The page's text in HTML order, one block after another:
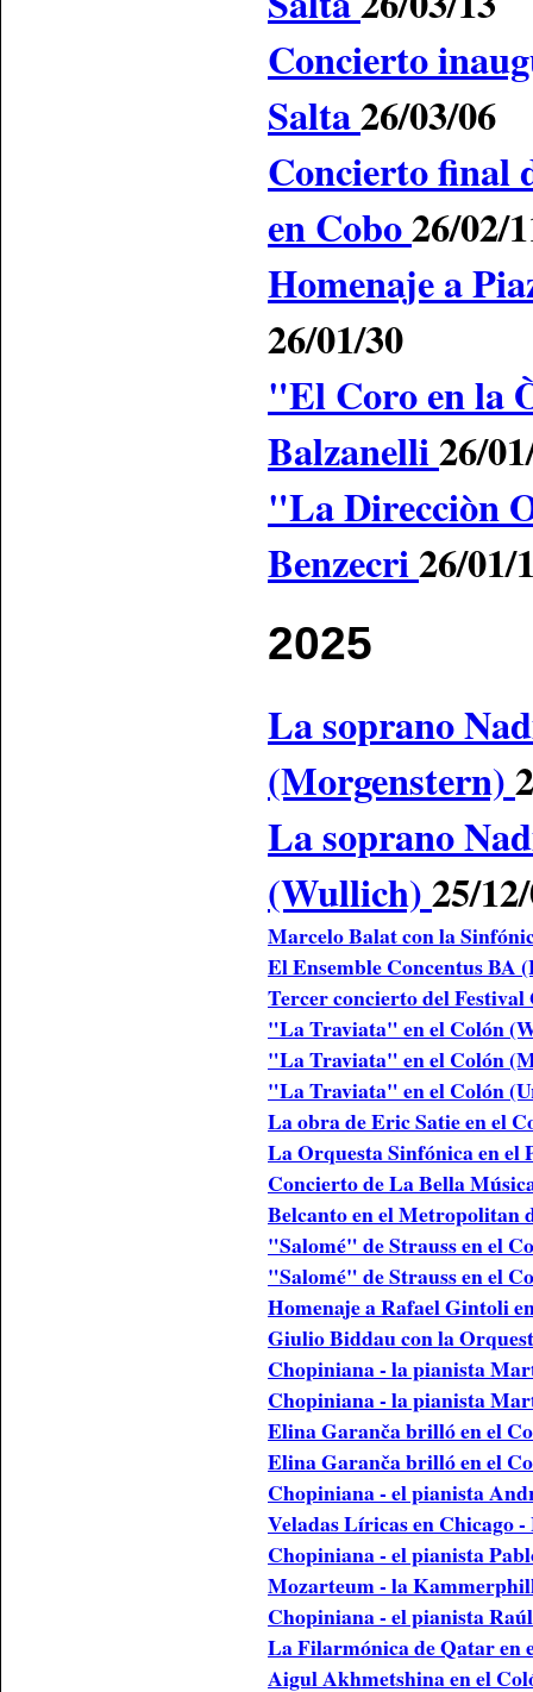
Concierto
Salta26/03/06
Concierto final
en Cobo26/02/
Homenaje a
26/01/30
"El Coro en la
Balzanelli26/
"La Direcciòn
Benzecri26/01/
2025
La soprano
(Morgenstern)
La soprano
(Wullich)25/
Marcelo Balat con la
El Ensemble Concentus BA
Tercer concierto del
"La Traviata" en el Colón
"La Traviata" en el Colón
"La Traviata" en el Colón
La obra de Eric Satie en el
La Orquesta Sinfónica en
Concierto de La Bella
Belcanto en el Metropolitan
"Salomé" de Strauss en el
"Salomé" de Strauss en el
Homenaje a Rafael Gintoli
Giulio Biddau con la
Chopiniana - la pianista
Chopiniana - la pianista
Elina Garanča brilló en el
Elina Garanča brilló en el
Chopiniana - el pianista
Veladas Líricas en Chicago
Chopiniana - el pianista
Mozarteum - la
Chopiniana - el pianista
La Filarmónica de Qatar en
Aigul Akhmetshina en el